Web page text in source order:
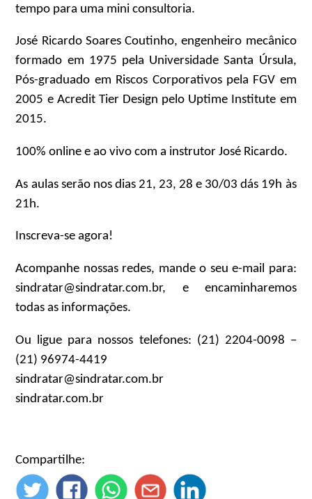
tempo para uma mini consultoria.
José Ricardo Soares Coutinho, engenheiro mecânico
formado em 1975 pela Universidade Santa Úrsula,
Pós-graduado em Riscos Corporativos pela FGV em
2005 e Acredit Tier Design pelo Uptime Institute em
2015.
100% online e ao vivo com a instrutor José Ricardo.
As aulas serão nos dias 21, 23, 28 e 30/03 dás 19h às
21h.
Inscreva-se agora!
Acompanhe nossas redes, mande o seu e-mail para:
sindratar@sindratar.com.br, e encaminharemos
todas as informações.
Ou ligue para nossos telefones: (21) 2204-0098 –
(21) 96974-4419
sindratar@sindratar.com.br
sindratar.com.br
Compartilhe: